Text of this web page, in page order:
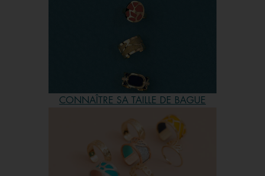
femme est unique, chaque bague peut l’être aussi, grâce
pour vous donner toujours plus d'inspiration mais aussi
des idées cadeaux pour Noël, la fête des mères ou tout
collection de bijoux, deux fois par an sur le site. Profitez-
en et faites le plein de bijoux sur notre bijouterie en ligne.
Quelle bague dorée offrir à une femme ?
Une bague de fiançailles, en or, plaqué or ou argent, une
bague avec une pierre précieuse, une pierre de lune ou
CONNAÎTRE SA TAILLE DE BAGUE